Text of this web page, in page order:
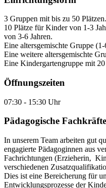
3 Gruppen mit bis zu 50 Plätzen.
10 Plätze für Kinder von 1-3
von 3-6 Jahren.
Eine altersgemischte Gruppe
Eine weitere altersgemischte
Eine Kindergartengruppe mit 20
Öffnungszeiten
07:30 - 15:30 Uhr
Pädagogische Fachkräfte
In unserem Team arbeiten gut
engagierte Pädagoginnen aus
Fachrichtungen (Erzieherin,
verschiedenen
Dies ist eine Bereicherung für
Entwicklungsprozesse der